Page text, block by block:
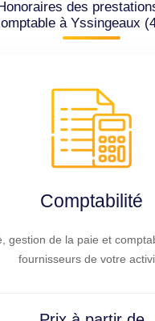
des
à Yssingeaux
Comptabilité
gestion de la paie et
fournisseurs de votre